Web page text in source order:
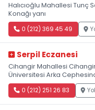
Halıcıoğlu Mahallesi Tunç
Konağı yanı
0 (212) 369 45 49
Serpil Eczanesi
Cihangir Mahallesi
Üniversitesi Arka
0 (212) 251 26 83